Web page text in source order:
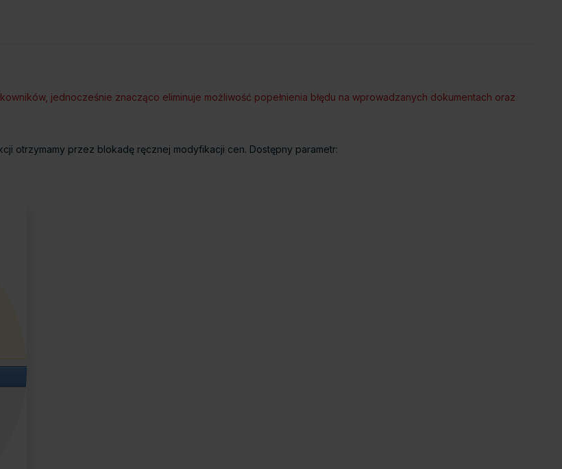
jednocześnie znacząco eliminuje możliwość popełnienia błędu na wprowadzanych dokumentach oraz
otrzymamy przez blokadę ręcznej modyfikacji cen. Dostępny parametr: